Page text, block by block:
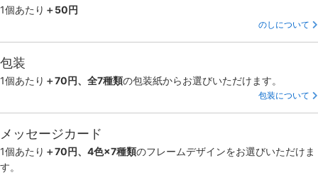
1個あたり ＋50円
のしについて
包装
1個あたり ＋70円、全7種類の包装紙からお選びいただけます。
包装について
メッセージカード
1個あたり ＋70円、4色×7種類のフレームデザインをお選びいただけま
す。